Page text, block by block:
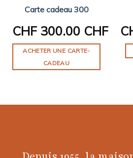
Carte cadeau 300
CHF300.00 CHF
ACHETER UNE CARTE-
CADEAU